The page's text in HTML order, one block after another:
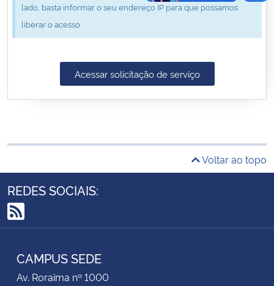
Ministério da Mulher, da Família e dos Direitos Humanos
Secretaria-Geral
Secretaria de Governo
Planalto
lado, basta informar o seu endereço IP para que possamos
liberar o acesso.
Acessar solicitação de serviço
Voltar ao topo
REDES SOCIAIS:
RSS
CAMPUS SEDE
Av. Roraima nº 1000